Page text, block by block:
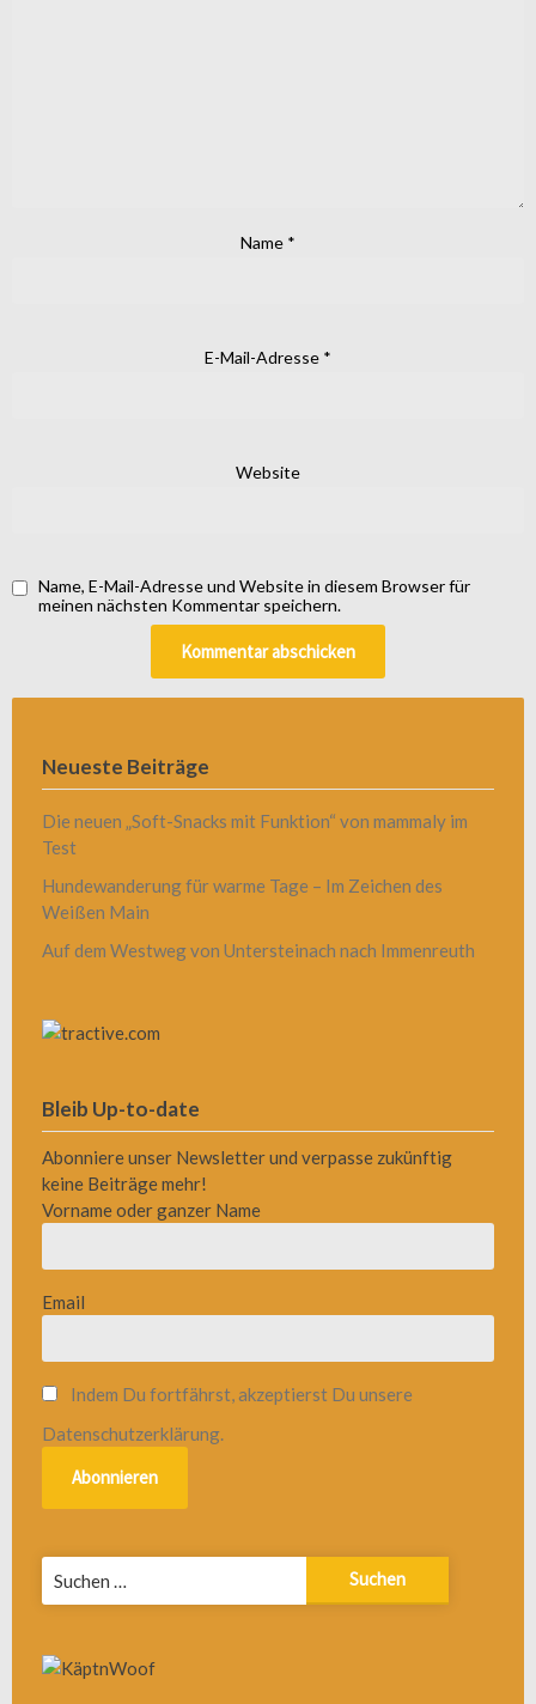
Name *
E-Mail-Adresse *
Website
Name, E-Mail-Adresse und Website in diesem Browser für
meinen nächsten Kommentar speichern.
Neueste Beiträge
Die neuen „Soft-Snacks mit Funktion“ von mammaly im
Test
Hundewanderung für warme Tage – Im Zeichen des
Weißen Main
Auf dem Westweg von Untersteinach nach Immenreuth
Bleib Up-to-date
Abonniere unser Newsletter und verpasse zukünftig
keine Beiträge mehr!
Vorname oder ganzer Name
Email
Indem Du fortfährst, akzeptierst Du unsere
Datenschutzerklärung.
nach: